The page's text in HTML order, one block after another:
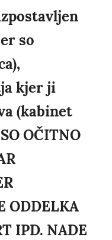
so
kjer ji
(kabinet
OČITNO
ODDELKA
IPD. NADE